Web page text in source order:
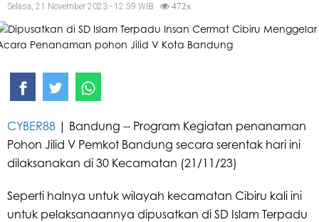
Selasa, 21 November 2023 - 12:59 WIB
472x
CYBER88 | Bandung -- Program Kegiatan penanaman
Pohon Jilid V Pemkot Bandung secara serentak hari ini
dilaksanakan di 30 Kecamatan (21/11/23)
Seperti halnya untuk wilayah kecamatan Cibiru kali ini
untuk pelaksanaannya dipusatkan di SD Islam Terpadu